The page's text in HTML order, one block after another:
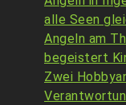
alle Seen
Angeln am
begeistert
Zwei